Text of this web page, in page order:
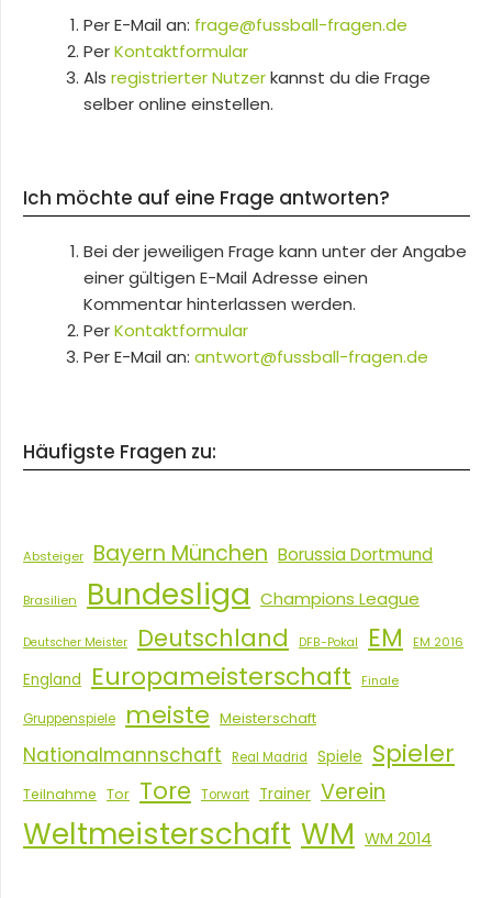
Per E-Mail an: frage@fussball-fragen.de
PerKontaktformular
Als registrierter Nutzerkannst du die Frage
selber online einstellen.
Ich möchte auf eine Frage antworten?
Bei der jeweiligen Frage kann unter der Angabe
einer gültigen E-Mail Adresse einen
Kommentar hinterlassen werden.
PerKontaktformular
Per E-Mail an: antwort@fussball-fragen.de
Häufigste Fragen zu:
Absteiger Bayern München Borussia Dortmund
Brasilien Bundesliga Champions League
Deutscher Meister Deutschland DFB-Pokal EM EM 2016
England Europameisterschaft Finale
Gruppenspiele meiste Meisterschaft
Nationalmannschaft Real Madrid Spiele Spieler
Teilnahme Tor Tore Torwart Trainer Verein
Weltmeisterschaft WM WM 2014